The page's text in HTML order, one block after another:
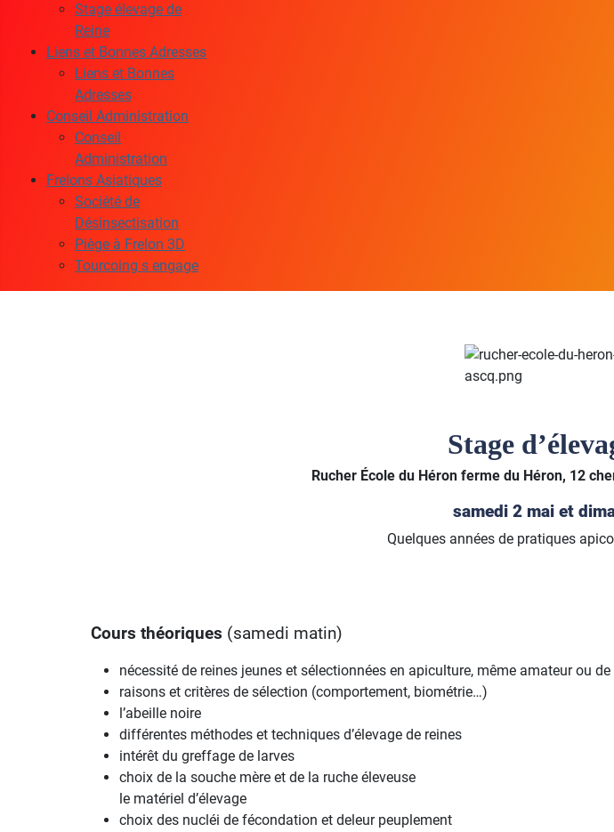
Stage élevage de
Reine
Liens et Bonnes Adresses
Liens et Bonnes
Adresses
Conseil Administration
Conseil
Administration
Frelons Asiatiques
Société de
Désinsectisation
Piège à Frelon 3D
Tourcoing s engage
Stage
Rucher École du Héron ferme du Héron, 12
samedi 2 mai et
Quelques années de pratiques
Cours théoriques (samedi matin)
nécessité de reines jeunes et sélectionnées en apiculture, même amateur ou
raisons et critères de sélection (comportement, biométrie…)
l’abeille noire
différentes méthodes et techniques d’élevage de reines
intérêt du greffage de larves
choix de la souche mère et de la ruche éleveuse
le matériel d’élevage
choix des nucléi de fécondation et deleur peuplement